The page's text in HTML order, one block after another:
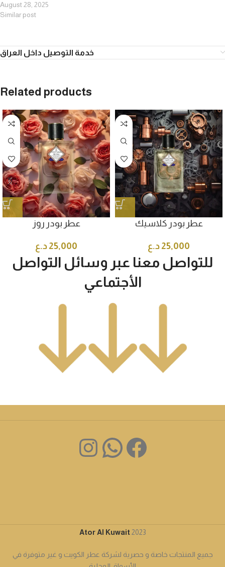
August 28, 2025
Similar post
خدمة التوصيل داخل العراق
Related products
عطر بودر روز
25,000 د.ع
عطر بودر كلاسيك
25,000 د.ع
للتواصل معنا عبر وسائل التواصل
الأجتماعي
Ator Al Kuwait 2023
جميع المنتجات خاصة و حصرية لشركة عطر الكويت و غير متوفرة في